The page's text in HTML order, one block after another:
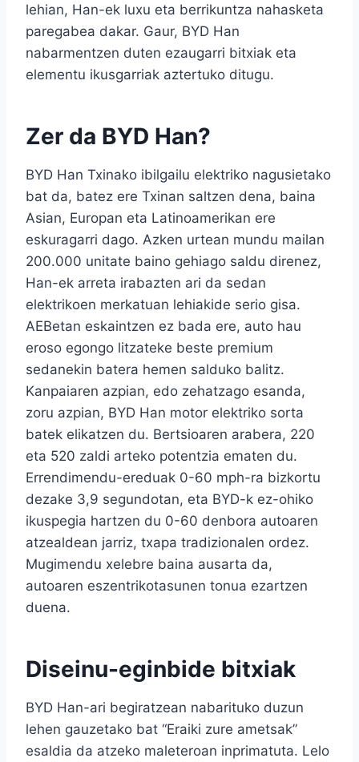
lehian, Han-ek luxu eta berrikuntza nahasketa
paregabea dakar. Gaur, BYD Han
nabarmentzen duten ezaugarri bitxiak eta
elementu ikusgarriak aztertuko ditugu.
Zer da BYD Han?
BYD Han Txinako ibilgailu elektriko nagusietako
bat da, batez ere Txinan saltzen dena, baina
Asian, Europan eta Latinoamerikan ere
eskuragarri dago. Azken urtean mundu mailan
200.000 unitate baino gehiago saldu direnez,
Han-ek arreta irabazten ari da sedan
elektrikoen merkatuan lehiakide serio gisa.
AEBetan eskaintzen ez bada ere, auto hau
eroso egongo litzateke beste premium
sedanekin batera hemen salduko balitz.
Kanpaiaren azpian, edo zehatzago esanda,
zoru azpian, BYD Han motor elektriko sorta
batek elikatzen du. Bertsioaren arabera, 220
eta 520 zaldi arteko potentzia ematen du.
Errendimendu-ereduak 0-60 mph-ra bizkortu
dezake 3,9 segundotan, eta BYD-k ez-ohiko
ikuspegia hartzen du 0-60 denbora autoaren
atzealdean jarriz, txapa tradizionalen ordez.
Mugimendu xelebre baina ausarta da,
autoaren eszentrikotasunen tonua ezartzen
duena.
Diseinu-eginbide bitxiak
BYD Han-ari begiratzean nabarituko duzun
lehen gauzetako bat “Eraiki zure ametsak”
esaldia da atzeko maleteroan inprimatuta. Lelo